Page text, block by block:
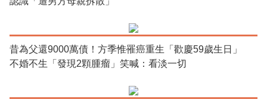
昔為父還9000萬債！方季惟罹癌重生「歡慶59歲生日」
不婚不生「發現2顆腫瘤」笑喊：看淡一切